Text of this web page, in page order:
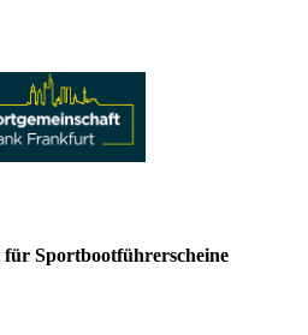
für Sportbootführerscheine